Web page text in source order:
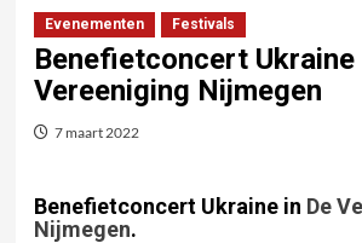
Evenementen Festivals
Benefietconcert Ukraine
Vereeniging Nijmegen
7 maart 2022
Benefietconcert Ukraine in De
Nijmegen.